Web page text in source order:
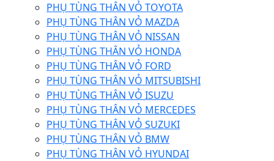
PHỤ TÙNG THÂN VỎ TOYOTA
PHỤ TÙNG THÂN VỎ MAZDA
PHỤ TÙNG THÂN VỎ NISSAN
PHỤ TÙNG THÂN VỎ HONDA
PHỤ TÙNG THÂN VỎ FORD
PHỤ TÙNG THÂN VỎ MITSUBISHI
PHỤ TÙNG THÂN VỎ ISUZU
PHỤ TÙNG THÂN VỎ MERCEDES
PHỤ TÙNG THÂN VỎ SUZUKI
PHỤ TÙNG THÂN VỎ BMW
PHỤ TÙNG THÂN VỎ HYUNDAI